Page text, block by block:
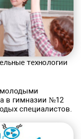
технологии
молодыми
в гимназии №12
специалистов.